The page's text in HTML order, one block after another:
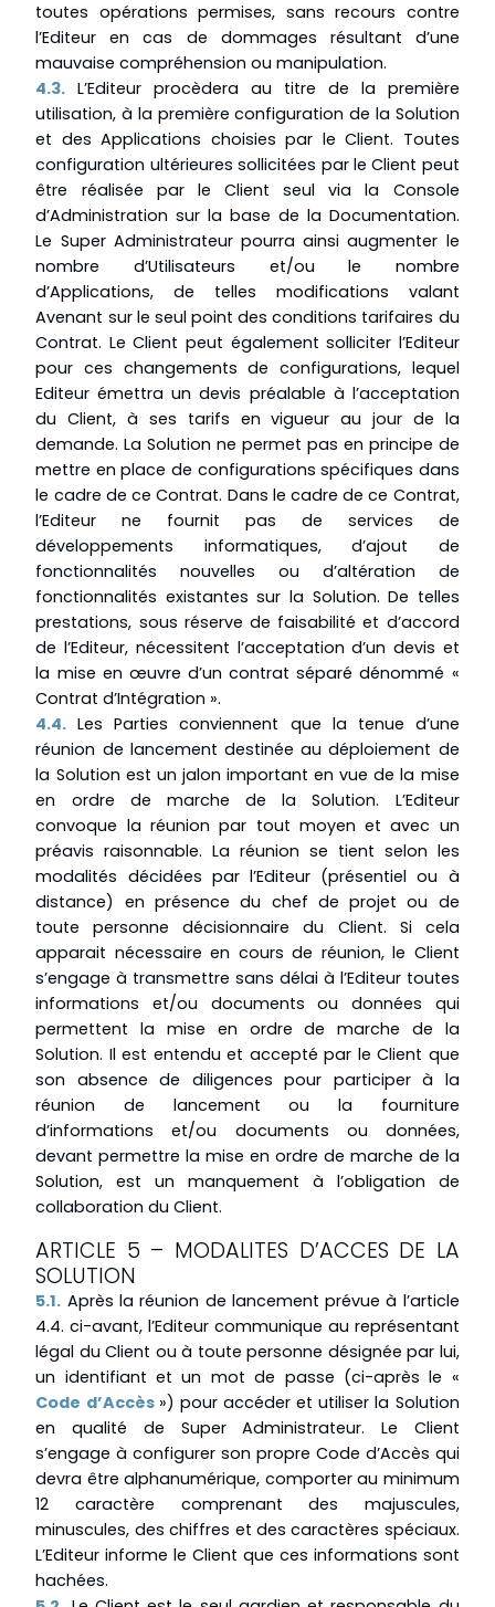
toutes opérations permises, sans recours contre
l’Editeur en cas de dommages résultant d’une
mauvaise compréhension ou manipulation.
4.3. L’Editeur procèdera au titre de la première
utilisation, à la première configuration de la Solution
et des Applications choisies par le Client. Toutes
configuration ultérieures sollicitées par le Client peut
être réalisée par le Client seul via la Console
d’Administration sur la base de la Documentation.
Le Super Administrateur pourra ainsi augmenter le
nombre d’Utilisateurs et/ou le nombre
d’Applications, de telles modifications valant
Avenant sur le seul point des conditions tarifaires du
Contrat. Le Client peut également solliciter l’Editeur
pour ces changements de configurations, lequel
Editeur émettra un devis préalable à l’acceptation
du Client, à ses tarifs en vigueur au jour de la
demande. La Solution ne permet pas en principe de
mettre en place de configurations spécifiques dans
le cadre de ce Contrat. Dans le cadre de ce Contrat,
l’Editeur ne fournit pas de services de
développements informatiques, d’ajout de
fonctionnalités nouvelles ou d’altération de
fonctionnalités existantes sur la Solution. De telles
prestations, sous réserve de faisabilité et d’accord
de l’Editeur, nécessitent l’acceptation d’un devis et
la mise en œuvre d’un contrat séparé dénommé «
Contrat d’Intégration ».
4.4. Les Parties conviennent que la tenue d’une
réunion de lancement destinée au déploiement de
la Solution est un jalon important en vue de la mise
en ordre de marche de la Solution. L’Editeur
convoque la réunion par tout moyen et avec un
préavis raisonnable. La réunion se tient selon les
modalités décidées par l’Editeur (présentiel ou à
distance) en présence du chef de projet ou de
toute personne décisionnaire du Client. Si cela
apparait nécessaire en cours de réunion, le Client
s’engage à transmettre sans délai à l’Editeur toutes
informations et/ou documents ou données qui
permettent la mise en ordre de marche de la
Solution. Il est entendu et accepté par le Client que
son absence de diligences pour participer à la
réunion de lancement ou la fourniture
d’informations et/ou documents ou données,
devant permettre la mise en ordre de marche de la
Solution, est un manquement à l’obligation de
collaboration du Client.
ARTICLE 5 – MODALITES D’ACCES DE LA
SOLUTION
5.1. Après la réunion de lancement prévue à l’article
4.4. ci-avant, l’Editeur communique au représentant
légal du Client ou à toute personne désignée par lui,
un identifiant et un mot de passe (ci-après le «
Code d’Accès ») pour accéder et utiliser la Solution
en qualité de Super Administrateur. Le Client
s’engage à configurer son propre Code d’Accès qui
devra être alphanumérique, comporter au minimum
12 caractère comprenant des majuscules,
minuscules, des chiffres et des caractères spéciaux.
L’Editeur informe le Client que ces informations sont
hachées.